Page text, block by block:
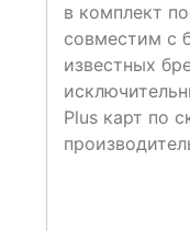
в комплект
совместим с
известных
Plus карт по